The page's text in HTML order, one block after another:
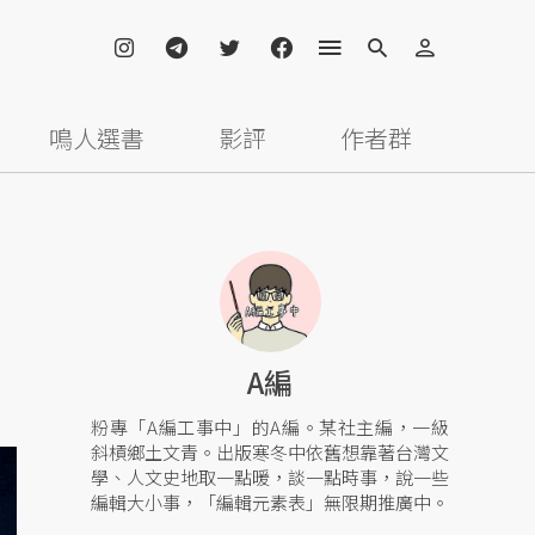
鳴人選書 影評 作者群
A編
粉專「A編工事中」的A編。某社主編，一級
斜槓鄉土文青。出版寒冬中依舊想靠著台灣文
學、人文史地取一點暖，談一點時事，說一些
編輯大小事，「編輯元素表」無限期推廣中。